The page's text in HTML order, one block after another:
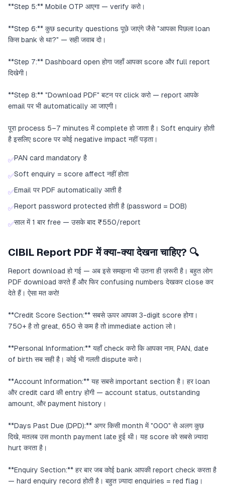
**Step 5:** Mobile OTP आएगा — verify करो।
**Step 6:** कुछ security questions पूछे जाएंगे जैसे "आपका पिछला loan
किस bank से था?" — सही जवाब दो।
**Step 7:** Dashboard open होगा जहाँ आपका score और full report
दिखेगी।
**Step 8:** "Download PDF" बटन पर click करो — report आपके
email पर भी automatically आ जाएगी।
पूरा process 5–7 minutes में complete हो जाता है। Soft enquiry होती
है इसलिए score पर कोई negative impact नहीं पड़ता।
✅PAN card mandatory है
✅Soft enquiry = score affect नहीं होता
✅Email पर PDF automatically आती है
✅Report password protected होती है (password = DOB)
✅साल में 1 बार free — उसके बाद ₹550/report
CIBIL Report PDF में क्या-क्या देखना चाहिए? 🔍
Report download हो गई — अब इसे समझना भी उतना ही ज़रूरी है। बहुत लोग
PDF download करते हैं और फिर confusing numbers देखकर close कर
देते हैं। ऐसा मत करो!
**Credit Score Section:** सबसे ऊपर आपका 3-digit score होगा।
750+ है तो great, 650 से कम है तो immediate action लो।
**Personal Information:** यहाँ check करो कि आपका नाम, PAN, date
of birth सब सही है। कोई भी गलती dispute करो।
**Account Information:** यह सबसे important section है। हर loan
और credit card की entry होगी — account status, outstanding
amount, और payment history।
**Days Past Due (DPD):** अगर किसी month में "000" से अलग कुछ
दिखे, मतलब उस month payment late हुई थी। यह score को सबसे ज़्यादा
hurt करता है।
**Enquiry Section:** हर बार जब कोई bank आपकी report check करता है
— hard enquiry record होती है। बहुत ज़्यादा enquiries = red flag।